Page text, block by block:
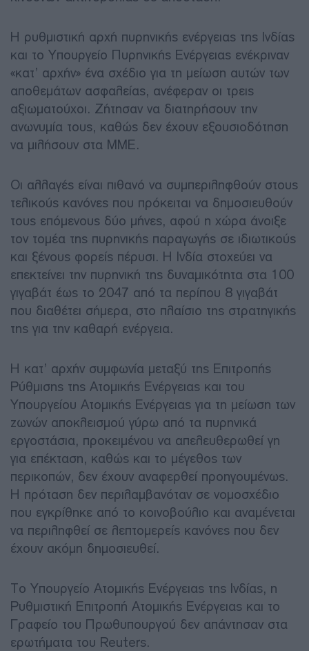
Η ρυθμιστική αρχή πυρηνικής ενέργειας της Ινδίας
και το Υπουργείο Πυρηνικής Ενέργειας ενέκριναν
«κατ’ αρχήν» ένα σχέδιο για τη μείωση αυτών των
αποθεμάτων ασφαλείας, ανέφεραν οι τρεις
αξιωματούχοι. Ζήτησαν να διατηρήσουν την
ανωνυμία τους, καθώς δεν έχουν εξουσιοδότηση
να μιλήσουν στα ΜΜΕ.
Οι αλλαγές είναι πιθανό να συμπεριληφθούν στους
τελικούς κανόνες που πρόκειται να δημοσιευθούν
τους επόμενους δύο μήνες, αφού η χώρα άνοιξε
τον τομέα της πυρηνικής παραγωγής σε ιδιωτικούς
και ξένους φορείς πέρυσι. Η Ινδία στοχεύει να
επεκτείνει την πυρηνική της δυναμικότητα στα 100
γιγαβάτ έως το 2047 από τα περίπου 8 γιγαβάτ
που διαθέτει σήμερα, στο πλαίσιο της στρατηγικής
της για την καθαρή ενέργεια.
Η κατ’ αρχήν συμφωνία μεταξύ της Επιτροπής
Ρύθμισης της Ατομικής Ενέργειας και του
Υπουργείου Ατομικής Ενέργειας για τη μείωση των
ζωνών αποκλεισμού γύρω από τα πυρηνικά
εργοστάσια, προκειμένου να απελευθερωθεί γη
για επέκταση, καθώς και το μέγεθος των
περικοπών, δεν έχουν αναφερθεί προηγουμένως.
Η πρόταση δεν περιλαμβανόταν σε νομοσχέδιο
που εγκρίθηκε από το κοινοβούλιο και αναμένεται
να περιληφθεί σε λεπτομερείς κανόνες που δεν
έχουν ακόμη δημοσιευθεί.
Το Υπουργείο Ατομικής Ενέργειας της Ινδίας, η
Ρυθμιστική Επιτροπή Ατομικής Ενέργειας και το
Γραφείο του Πρωθυπουργού δεν απάντησαν στα
ερωτήματα του Reuters.